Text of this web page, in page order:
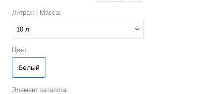
Литраж | Масса:
10 л
Цвет:
Белый
Элемент каталога: